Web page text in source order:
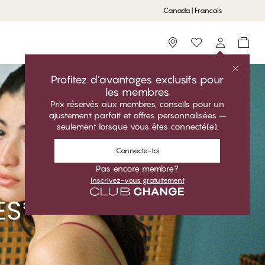
Canada | Francais
Storefinder
Profitez d’avantages exclusifs pour
les membres
Prix réservés aux membres, conseils pour un
ajustement parfait et offres personnalisées –
seulement lorsque vous êtes connecté(e).
Connecte-toi
Pas encore membre?
Inscrivez-vous gratuitement